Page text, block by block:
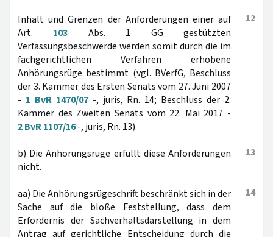
12
Inhalt und Grenzen der Anforderungen einer auf
Art. 103 Abs. 1 GG gestützten
Verfassungsbeschwerde werden somit durch die im
fachgerichtlichen Verfahren erhobene
Anhörungsrüge bestimmt (vgl. BVerfG, Beschluss
der 3. Kammer des Ersten Senats vom 27. Juni 2007
- 1 BvR 1470/07-, juris, Rn. 14; Beschluss der 2.
Kammer des Zweiten Senats vom 22. Mai 2017 -
2 BvR 1107/16-, juris, Rn. 13).
13
b) Die Anhörungsrüge erfüllt diese Anforderungen
nicht.
14
aa) Die Anhörungsrügeschrift beschränkt sich in der
Sache auf die bloße Feststellung, dass dem
Erfordernis der Sachverhaltsdarstellung in dem
Antrag auf gerichtliche Entscheidung durch die